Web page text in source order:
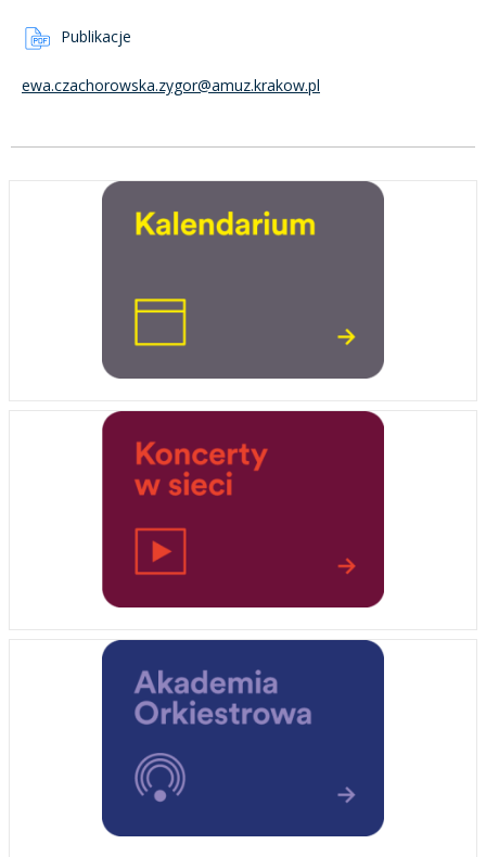
Publikacje
ewa.czachorowska.zygor@amuz.krakow.pl